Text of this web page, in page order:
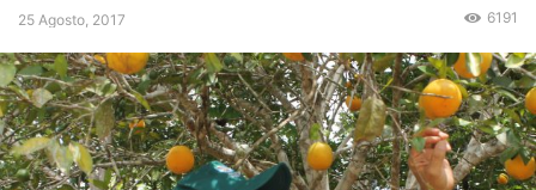
25 Agosto, 2017 6191